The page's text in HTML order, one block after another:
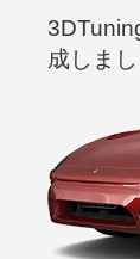
成しま